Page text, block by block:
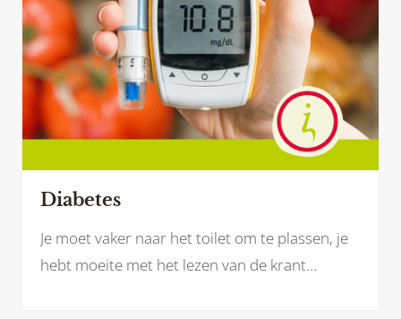
Diabetes
Je moet vaker naar het toilet om te plassen, je
hebt moeite met het lezen van de krant